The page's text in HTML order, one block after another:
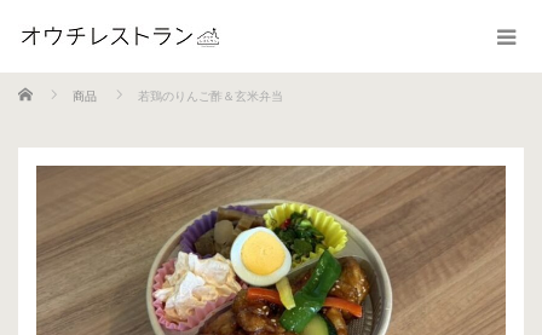
ホーム 商品 若鶏のりんご酢＆玄米弁当